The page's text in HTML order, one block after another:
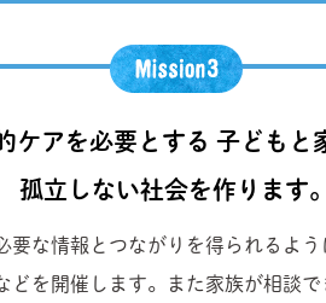
ケアを必要とする 子どもと
孤立しない社会を作ります。
要な情報とつながりを得られるよ
を開催します。また家族が相談